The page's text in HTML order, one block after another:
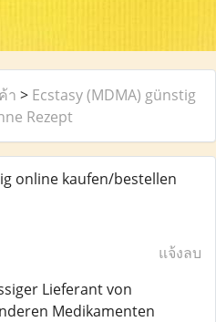
า > Ecstasy (MDMA) günstig
Rezept
online kaufen/bestellen
แจ้งลบ
Lieferant von
Medikamenten